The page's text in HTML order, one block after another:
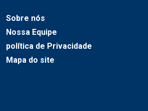
Sobre nós
Nossa Equipe
política de Privacidade
Mapa do site